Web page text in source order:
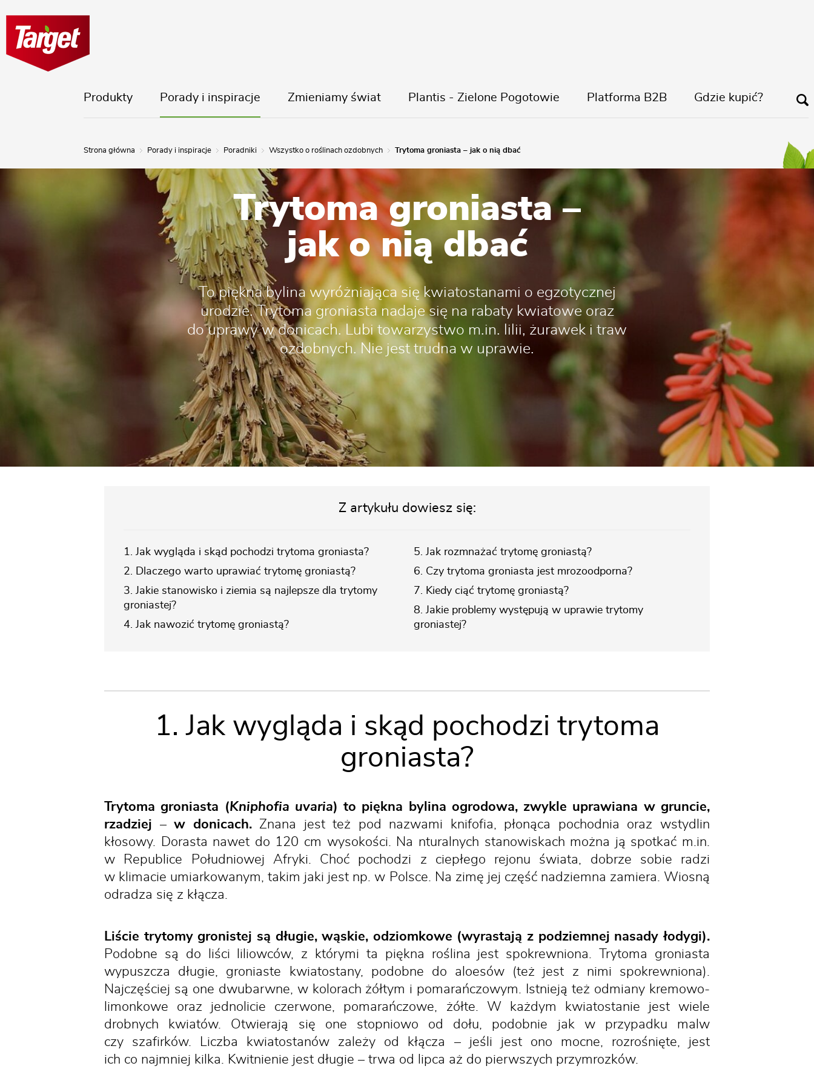
Produkty Porady i inspiracje Zmieniamy świat Plantis - Zielone Pogotowie Platforma B2B Gdzie kupić?
Strona główna Porady i inspiracje Poradniki Wszystko o roślinach ozdobnych Trytoma groniasta – jak o nią dbać
Trytoma groniasta –
jak o nią dbać
To piękna bylina wyróżniająca się kwiatostanami o egzotycznej
urodzie. Trytoma groniasta nadaje się na rabaty kwiatowe oraz
do uprawy w donicach. Lubi towarzystwo m.in. lilii, żurawek i traw
ozdobnych. Nie jest trudna w uprawie.
Z artykułu dowiesz się:
1. Jak wygląda i skąd pochodzi trytoma groniasta?
2. Dlaczego warto uprawiać trytomę groniastą?
3. Jakie stanowisko i ziemia są najlepsze dla trytomy
groniastej?
4. Jak nawozić trytomę groniastą?
5. Jak rozmnażać trytomę groniastą?
6. Czy trytoma groniasta jest mrozoodporna?
7. Kiedy ciąć trytomę groniastą?
8. Jakie problemy występują w uprawie trytomy
groniastej?
1. Jak wygląda i skąd pochodzi trytoma
groniasta?
Trytoma groniasta (Kniphofia uvaria) to piękna bylina ogrodowa, zwykle uprawiana w gruncie,
rzadziej – w donicach.Znana jest też pod nazwami knifofia, płonąca pochodnia oraz wstydlin
kłosowy. Dorasta nawet do 120 cm wysokości. Na nturalnych stanowiskach można ją spotkać m.in.
w Republice Południowej Afryki. Choć pochodzi z ciepłego rejonu świata, dobrze sobie radzi
w klimacie umiarkowanym, takim jaki jest np. w Polsce. Na zimę jej część nadziemna zamiera. Wiosną
odradza się z kłącza.
Liście trytomy gronistej są długie, wąskie, odziomkowe (wyrastają z podziemnej nasady łodygi).
Podobne są do liści liliowców, z którymi ta piękna roślina jest spokrewniona. Trytoma groniasta
wypuszcza długie, groniaste kwiatostany, podobne do aloesów (też jest z nimi spokrewniona).
Najczęściej są one dwubarwne, w kolorach żółtym i pomarańczowym. Istnieją też odmiany kremowo-
limonkowe oraz jednolicie czerwone, pomarańczowe, żółte. W każdym kwiatostanie jest wiele
drobnych kwiatów. Otwierają się one stopniowo od dołu, podobnie jak w przypadku malw
czy szafirków. Liczba kwiatostanów zależy od kłącza – jeśli jest ono mocne, rozrośnięte, jest
ich co najmniej kilka. Kwitnienie jest długie – trwa od lipca aż do pierwszych przymrozków.